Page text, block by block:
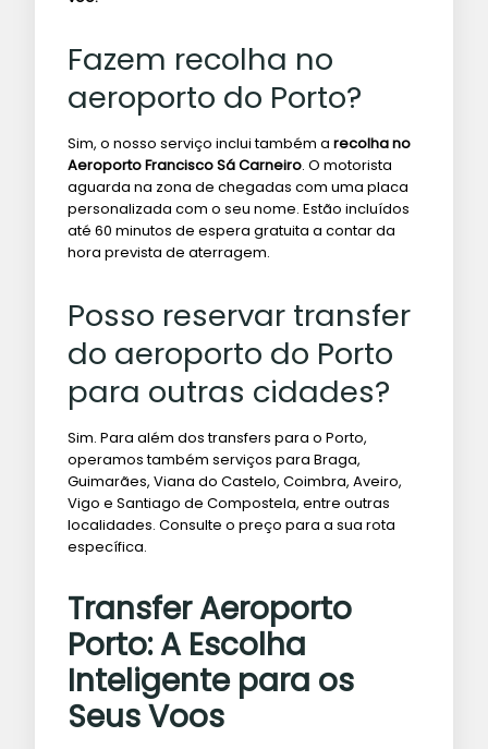
Fazem recolha no
aeroporto do Porto?
Sim, o nosso serviço inclui também a recolha no
Aeroporto Francisco Sá Carneiro. O motorista
aguarda na zona de chegadas com uma placa
personalizada com o seu nome. Estão incluídos
até 60 minutos de espera gratuita a contar da
hora prevista de aterragem.
Posso reservar transfer
do aeroporto do Porto
para outras cidades?
Sim. Para além dos transfers para o Porto,
operamos também serviços para Braga,
Guimarães, Viana do Castelo, Coimbra, Aveiro,
Vigo e Santiago de Compostela, entre outras
localidades. Consulte o preço para a sua rota
específica.
Transfer Aeroporto
Porto: A Escolha
Inteligente para os
Seus Voos